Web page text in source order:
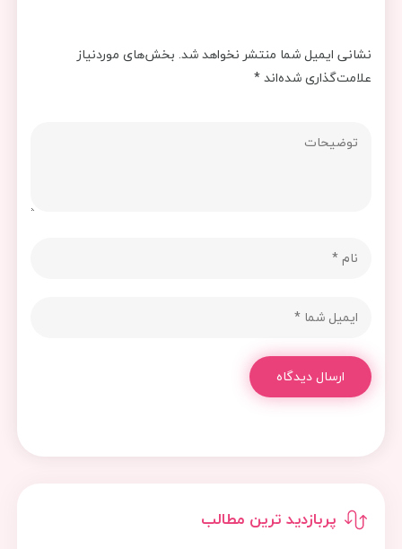
پربازدید ترین مطالب
نشانی ایمیل شما منتشر نخواهد شد. بخش‌های موردنیاز
علامت‌گذاری شده‌اند*
ارسال دیدگاه